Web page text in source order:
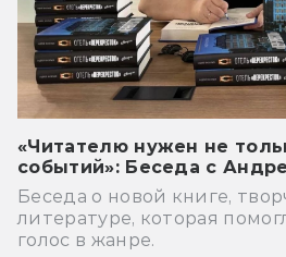
«Читателю нужен не
событий»: Беседа с
Беседа о новой книге,
литературе, которая
голос в жанре.